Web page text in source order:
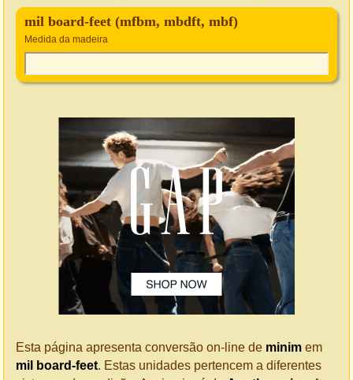
mil board-feet (mfbm, mbdft, mbf)
Medida da madeira
Esta página apresenta conversão on-line de minim em
mil board-feet. Estas unidades pertencem a diferentes